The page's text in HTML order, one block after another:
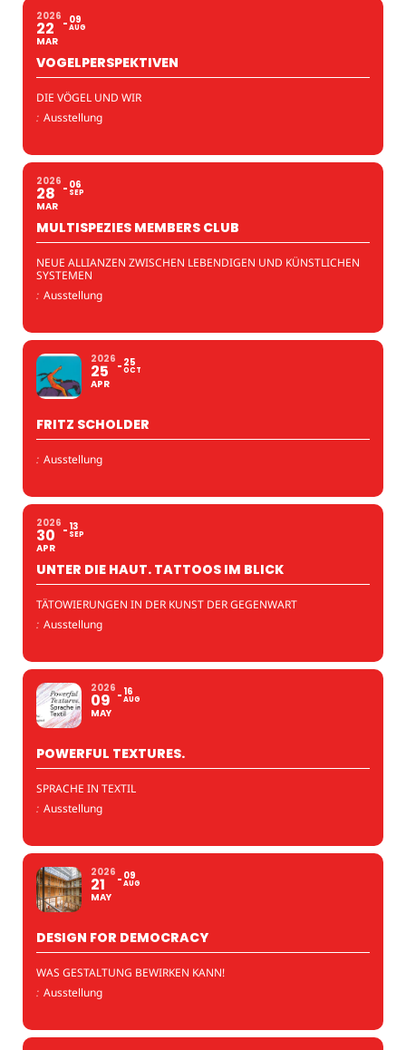
2026
22
MAR
09
AUG
VOGELPERSPEKTIVEN
DIE VÖGEL UND WIR
: Ausstellung
2026
28
MAR
06
SEP
MULTISPEZIES MEMBERS CLUB
NEUE ALLIANZEN ZWISCHEN LEBENDIGEN UND KÜNSTLICHEN
SYSTEMEN
: Ausstellung
2026
25
APR
25
OCT
FRITZ SCHOLDER
: Ausstellung
2026
30
APR
13
SEP
UNTER DIE HAUT. TATTOOS IM BLICK
TÄTOWIERUNGEN IN DER KUNST DER GEGENWART
: Ausstellung
2026
09
MAY
16
AUG
POWERFUL TEXTURES.
SPRACHE IN TEXTIL
: Ausstellung
2026
21
MAY
09
AUG
DESIGN FOR DEMOCRACY
WAS GESTALTUNG BEWIRKEN KANN!
: Ausstellung